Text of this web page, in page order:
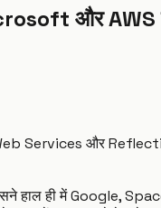
और AWS
Services और
हाल ही में Google,